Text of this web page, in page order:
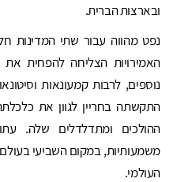
ובארצות הברית.
נפט מהווה עבור שתי המדינות
האמירויות הצליחה להפחית
נוספים, לרבות קמעונאות
התקשתה בחריין לגוון את
ההולכים ומתדלדלים שלה.
העולמי.